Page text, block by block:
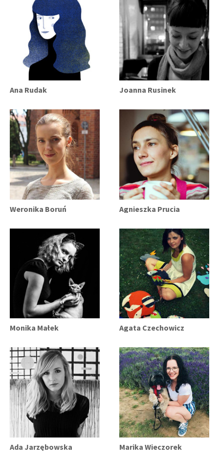
Ana Rudak Joanna Rusinek
Weronika Boruń Agnieszka Prucia
Monika Małek Agata Czechowicz
Ada Jarzębowska Marika Wieczorek